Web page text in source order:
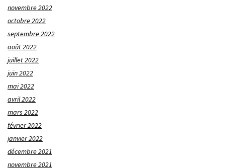
novembre 2022
octobre 2022
septembre 2022
août 2022
juillet 2022
juin 2022
mai 2022
avril 2022
mars 2022
février 2022
janvier 2022
décembre 2021
novembre 2021